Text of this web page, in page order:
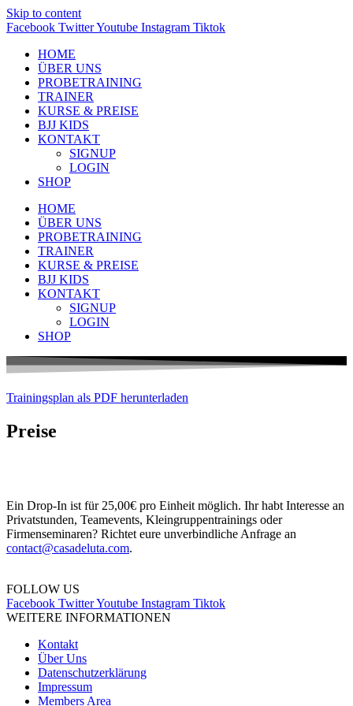
Skip to content
Facebook TwitterYoutube Instagram Tiktok
HOME
ÜBER UNS
PROBETRAINING
TRAINER
KURSE & PREISE
BJJ KIDS
KONTAKT
SIGNUP
LOGIN
SHOP
HOME
ÜBER UNS
PROBETRAINING
TRAINER
KURSE & PREISE
BJJ KIDS
KONTAKT
SIGNUP
LOGIN
SHOP
Trainingsplan als PDF herunterladen
Preise
Ein Drop-In ist für 25,00€ pro Einheit möglich. Ihr habt Interesse an
Privatstunden, Teamevents, Kleingruppentrainings oder
Firmenseminaren? Richtet eure unverbindliche Anfrage an
contact@casadeluta.com.
FOLLOW US
Facebook TwitterYoutube Instagram Tiktok
WEITERE INFORMATIONEN
Kontakt
Über Uns
Datenschutzerklärung
Impressum
Members Area